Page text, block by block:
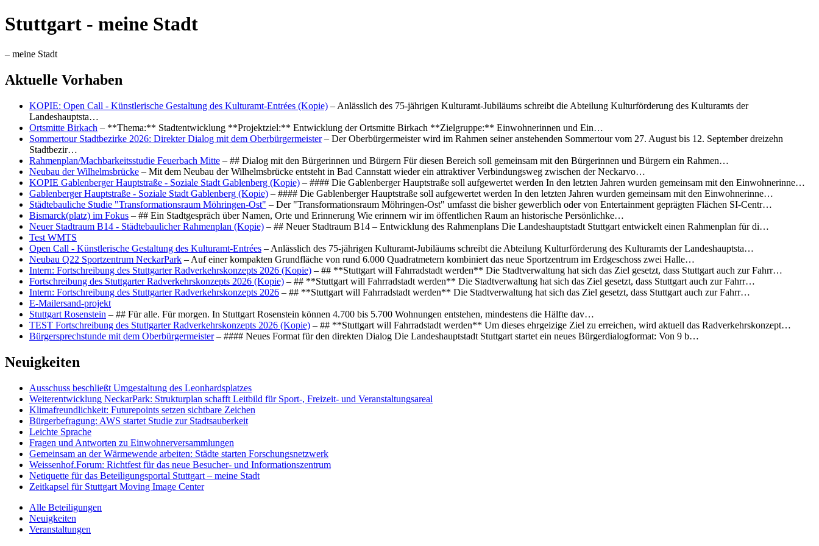
Stuttgart - meine Stadt
– meine Stadt
Aktuelle Vorhaben
KOPIE: Open Call - Künstlerische Gestaltung des Kulturamt-Entrées (Kopie) – Anlässlich des 75-jährigen Kulturamt-Jubiläums schreibt die Abteilung Kulturförderung des Kulturamts der
Landeshauptsta…
Ortsmitte Birkach – **Thema:** Stadtentwicklung **Projektziel:** Entwicklung der Ortsmitte Birkach **Zielgruppe:** Einwohnerinnen und Ein…
Sommertour Stadtbezirke 2026: Direkter Dialog mit dem Oberbürgermeister– Der Oberbürgermeister wird im Rahmen seiner anstehenden Sommertour vom 27. August bis 12. September dreizehn
Stadtbezir…
Rahmenplan/Machbarkeitsstudie Feuerbach Mitte – ## Dialog mit den Bürgerinnen und Bürgern Für diesen Bereich soll gemeinsam mit den Bürgerinnen und Bürgern ein Rahmen…
Neubau der Wilhelmsbrücke – Mit dem Neubau der Wilhelmsbrücke entsteht in Bad Cannstatt wieder ein attraktiver Verbindungsweg zwischen der Neckarvo…
KOPIE Gablenberger Hauptstraße - Soziale Stadt Gablenberg (Kopie) – #### Die Gablenberger Hauptstraße soll aufgewertet werden In den letzten Jahren wurden gemeinsam mit den Einwohnerinne…
Gablenberger Hauptstraße - Soziale Stadt Gablenberg (Kopie) – #### Die Gablenberger Hauptstraße soll aufgewertet werden In den letzten Jahren wurden gemeinsam mit den Einwohnerinne…
Städtebauliche Studie "Transformationsraum Möhringen-Ost" – Der "Transformationsraum Möhringen-Ost" umfasst die bisher gewerblich oder von Entertainment geprägten Flächen SI-Centr…
Bismarck(platz) im Fokus – ## Ein Stadtgespräch über Namen, Orte und Erinnerung Wie erinnern wir im öffentlichen Raum an historische Persönlichke…
Neuer Stadtraum B14 - Städtebaulicher Rahmenplan (Kopie) – ## Neuer Stadtraum B14 – Entwicklung des Rahmenplans Die Landeshauptstadt Stuttgart entwickelt einen Rahmenplan für di…
Test WMTS
Open Call - Künstlerische Gestaltung des Kulturamt-Entrées – Anlässlich des 75-jährigen Kulturamt-Jubiläums schreibt die Abteilung Kulturförderung des Kulturamts der Landeshauptsta…
Neubau Q22 Sportzentrum NeckarPark – Auf einer kompakten Grundfläche von rund 6.000 Quadratmetern kombiniert das neue Sportzentrum im Erdgeschoss zwei Halle…
Intern: Fortschreibung des Stuttgarter Radverkehrskonzepts 2026 (Kopie) – ## **Stuttgart will Fahrradstadt werden** Die Stadtverwaltung hat sich das Ziel gesetzt, dass Stuttgart auch zur Fahrr…
Fortschreibung des Stuttgarter Radverkehrskonzepts 2026 (Kopie) – ## **Stuttgart will Fahrradstadt werden** Die Stadtverwaltung hat sich das Ziel gesetzt, dass Stuttgart auch zur Fahrr…
Intern: Fortschreibung des Stuttgarter Radverkehrskonzepts 2026 – ## **Stuttgart will Fahrradstadt werden** Die Stadtverwaltung hat sich das Ziel gesetzt, dass Stuttgart auch zur Fahrr…
E-Mailersand-projekt
Stuttgart Rosenstein – ## Für alle. Für morgen. In Stuttgart Rosenstein können 4.700 bis 5.700 Wohnungen entstehen, mindestens die Hälfte dav…
TEST Fortschreibung des Stuttgarter Radverkehrskonzepts 2026 (Kopie) – ## **Stuttgart will Fahrradstadt werden** Um dieses ehrgeizige Ziel zu erreichen, wird aktuell das Radverkehrskonzept…
Bürgersprechstunde mit dem Oberbürgermeister– #### Neues Format für den direkten Dialog Die Landeshauptstadt Stuttgart startet ein neues Bürgerdialogformat: Von 9 b…
Neuigkeiten
Ausschuss beschließt Umgestaltung des Leonhards­platzes
Weiterentwicklung NeckarPark: Strukturplan schafft Leitbild für Sport-, Freizeit- und Veranstaltungsareal
Klimafreundlichkeit: Futurepoints setzen sichtbare Zeichen
Bürgerbefragung: AWS startet Studie zur Stadtsauberkeit
Leichte Sprache
Fragen und Antworten zu Einwohnerversammlungen
Gemeinsam an der Wärmewende arbeiten: Städte starten Forschungsnetzwerk
Weissenhof.Forum: Richtfest für das neue Besucher- und Informationszentrum
Netiquette für das Beteiligungsportal Stuttgart – meine Stadt
Zeitkapsel für Stuttgart Moving Image Center
Alle Beteiligungen
Neuigkeiten
Veranstaltungen